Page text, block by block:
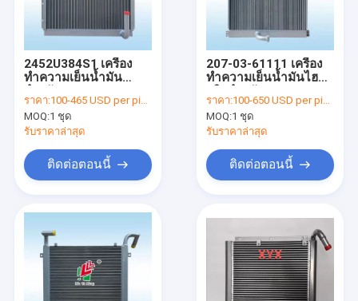
2452U384S1 เครื่อง
ทำความเย็นน้ำมัน
SK07N2 MD200BLC
K907LC K907
Excavator
ราคา:100-465 USD per piece
MOQ:1 ชุด
รับราคาล่าสุด
ติดต่อตอนนี้
207-03-61111 เครื่อง
ทำความเย็นน้ำมันไฮดร
PC300-6 PC350-6
Excavator
ราคา:100-650 USD per piece
MOQ:1 ชุด
รับราคาล่าสุด
ติดต่อตอนนี้